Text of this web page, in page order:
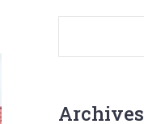
Archives